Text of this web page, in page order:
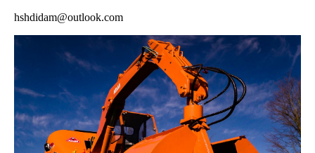
hshdidam@outlook.com